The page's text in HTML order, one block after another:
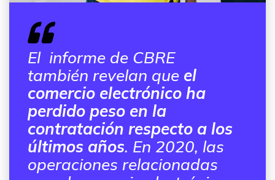
El informe de CBRE
también revelan que el
comercio electrónico ha
perdido peso en la
contratación respecto a los
últimos años. En 2020, las
operaciones relacionadas